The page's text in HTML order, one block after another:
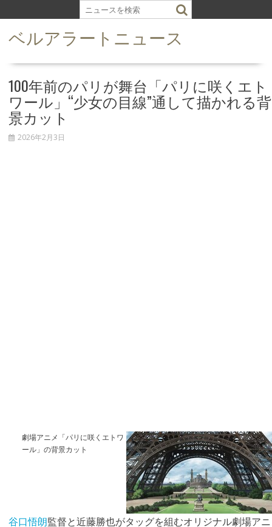
k
ベルアラートニュース
100年前のパリが舞台「パリに咲くエト
ワール」“少女の目線”通して描かれる背
景カット
2026年2月3日
劇場アニメ「パリに咲くエトワ
ール」の背景カット
谷口悟朗監督と近藤勝也がタッグを組むオリジナル劇場アニ